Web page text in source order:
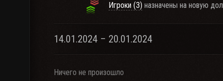
Игроки (3) назначены на новую
14.01.2024 – 20.01.2024
Ничего не произошло